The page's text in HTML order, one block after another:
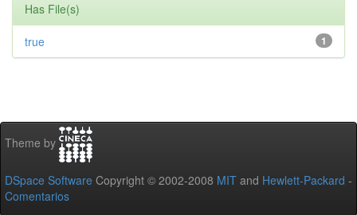
Has File(s)
1
true
Theme by
DSpace Software Copyright © 2002-2008 MIT and Hewlett-Packard -
Comentarios